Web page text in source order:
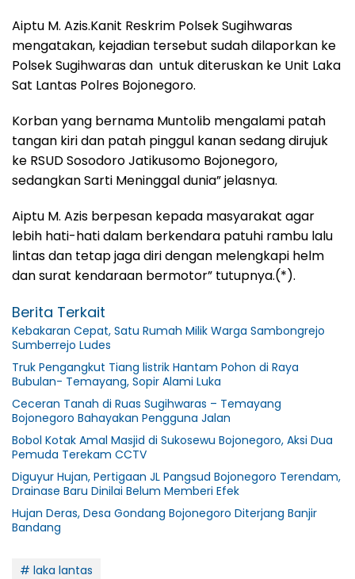
Aiptu M. Azis.Kanit Reskrim Polsek Sugihwaras
mengatakan, kejadian tersebut sudah dilaporkan ke
Polsek Sugihwaras dan untuk diteruskan ke Unit Laka
Sat Lantas Polres Bojonegoro.
Korban yang bernama Muntolib mengalami patah
tangan kiri dan patah pinggul kanan sedang dirujuk
ke RSUD Sosodoro Jatikusomo Bojonegoro,
sedangkan Sarti Meninggal dunia” jelasnya.
Aiptu M. Azis berpesan kepada masyarakat agar
lebih hati-hati dalam berkendara patuhi rambu lalu
lintas dan tetap jaga diri dengan melengkapi helm
dan surat kendaraan bermotor” tutupnya.(*).
Berita Terkait
Kebakaran Cepat, Satu Rumah Milik Warga Sambongrejo
Sumberrejo Ludes
Truk Pengangkut Tiang listrik Hantam Pohon di Raya
Bubulan- Temayang, Sopir Alami Luka
Ceceran Tanah di Ruas Sugihwaras – Temayang
Bojonegoro Bahayakan Pengguna Jalan
Bobol Kotak Amal Masjid di Sukosewu Bojonegoro, Aksi Dua
Pemuda Terekam CCTV
Diguyur Hujan, Pertigaan JL Pangsud Bojonegoro Terendam,
Drainase Baru Dinilai Belum Memberi Efek
Hujan Deras, Desa Gondang Bojonegoro Diterjang Banjir
Bandang
# laka lantas